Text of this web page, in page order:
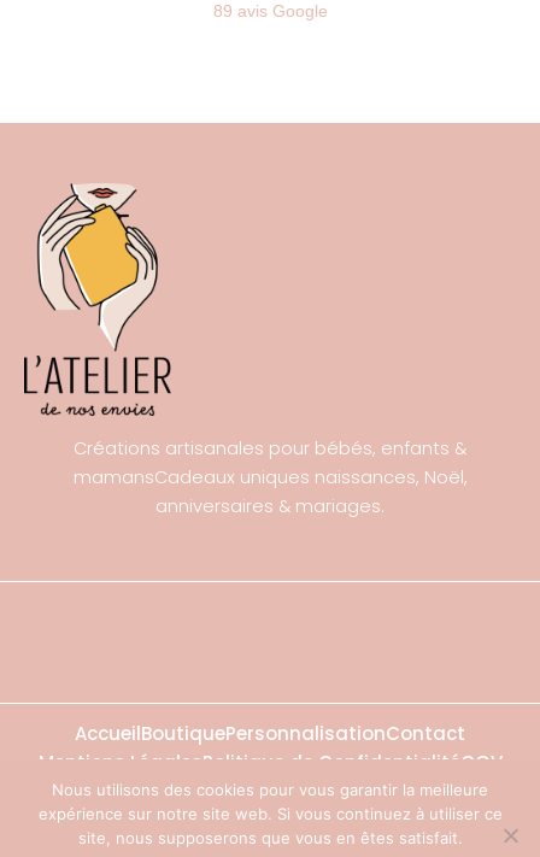
89 avis Google
Créations artisanales pour bébés, enfants &
mamansCadeaux uniques naissances, Noël,
anniversaires & mariages.
AccueilBoutiquePersonnalisationContact
Mentions LégalesPolitique de ConfidentialitéCGV
I
n
s
t
E
n
v
e
Copyright ©2026 L’ATELIER DE NOS ENVIES ♡ UNE CRÉATIONEVERANDYOU
Nous utilisons des cookies pour vous garantir la meilleure
expérience sur notre site web. Si vous continuez à utiliser ce
site, nous supposerons que vous en êtes satisfait.